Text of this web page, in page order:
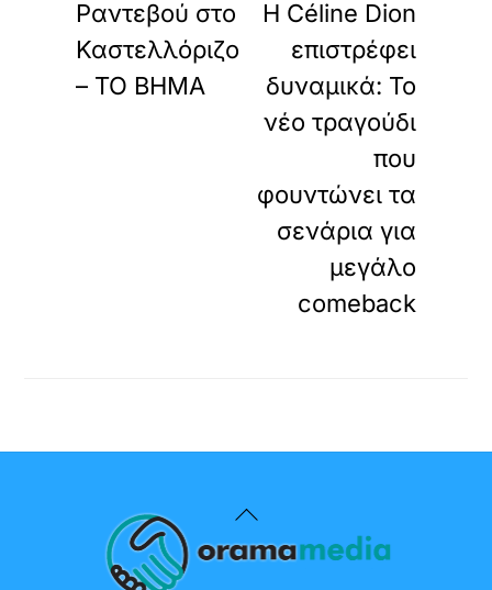
Ραντεβού στο
Καστελλόριζο
– ΤΟ ΒΗΜΑ
Η Céline Dion
επιστρέφει
δυναμικά: Το
νέο τραγούδι
που
φουντώνει τα
σενάρια για
μεγάλο
comeback
Back
To